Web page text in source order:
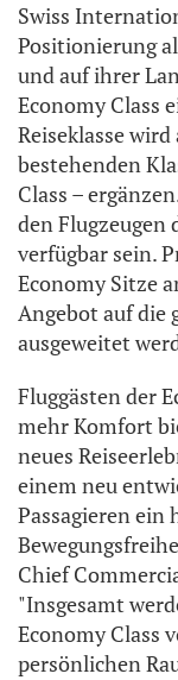
Swiss
Positionierung
und auf ihrer
Economy Class
Reiseklasse
bestehenden
Class –
den Flugzeugen
verfügbar sein.
Economy Sitze
Angebot auf die
ausgeweitet
Fluggästen der
mehr Komfort
neues
einem neu
Passagieren ein
Chief
"Insgesamt
Economy Class
persönlichen